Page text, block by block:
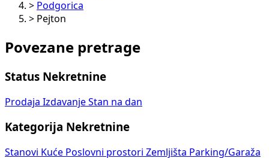
> Podgorica
> Pejton
Povezane pretrage
Status Nekretnine
Prodaja Izdavanje Stan na dan
Kategorija Nekretnine
Stanovi Kuće Poslovni prostori Zemljišta Parking/Garaža